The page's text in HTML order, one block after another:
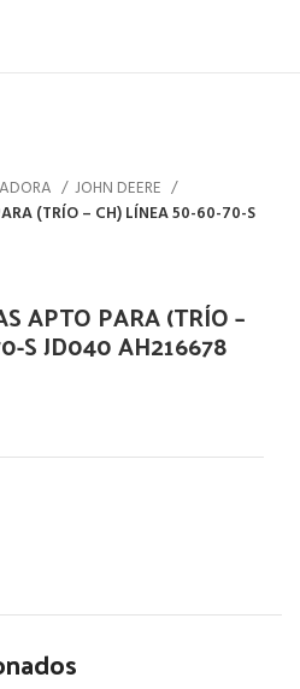
JOHN DEERE
(TRÍO – CH) LÍNEA 50-60-70-S
APTO PARA (TRÍO –
S JD040 AH216678